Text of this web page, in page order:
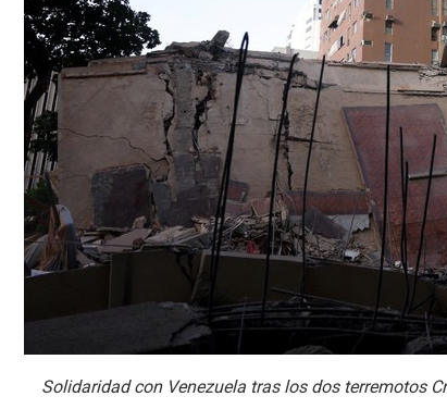
Solidaridad con Venezuela tras los dos terremotos